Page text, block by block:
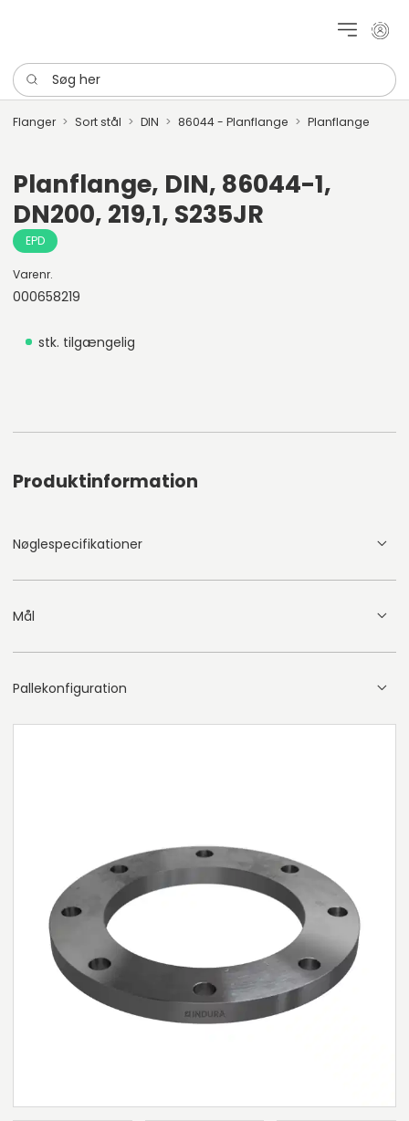
Mit
Søg her
Flanger Sort stål DIN 86044 - Planflange Planflange
Planflange, DIN, 86044-1,
DN200, 219,1, S235JR
EPD
Varenr.
000658219
stk. tilgængelig
Produktinformation
Nøglespecifikationer
Mål
Pallekonfiguration